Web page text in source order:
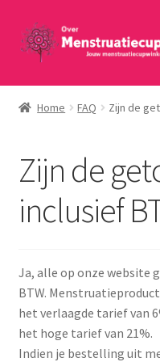
Ga
door
navigatie
Ga
naar
inhoud
Home
Menstruatiecups
Menstruatiedisks
Wasbaar maandverband
Toebehoren
Home FAQ Zijn de
Zijn de
inclusief
Ja, alle op onze website
BTW.
het verlaagde tarief van
het hoge tarief van 21%.
Indien je bestelling uit